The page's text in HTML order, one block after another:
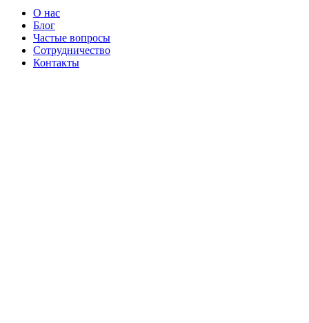
О нас
Блог
Частые вопросы
Сотрудничество
Контакты